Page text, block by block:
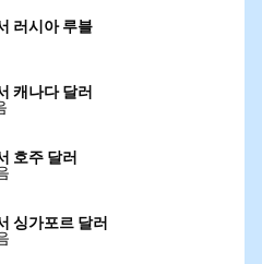
러시아 루블
캐나다 달러
호주 달러
싱가포르 달러